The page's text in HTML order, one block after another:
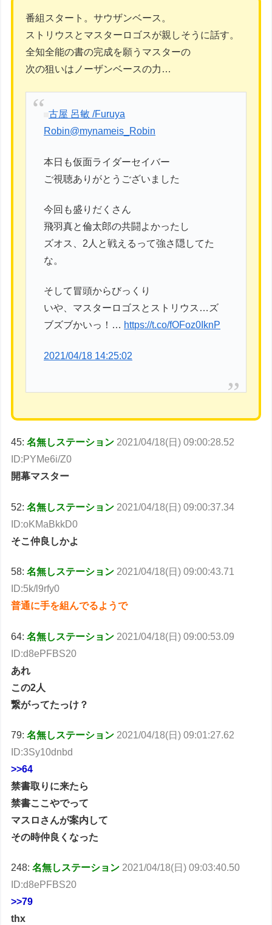
番組スタート。サウザンベース。
ストリウスとマスターロゴスが親しそうに話す。
全知全能の書の完成を願うマスターの
次の狙いはノーザンベースの力…
古屋 呂敏 /Furuya
Robin@mynameis_Robin
本日も仮面ライダーセイバー
ご視聴ありがとうございました
今回も盛りだくさん
飛羽真と倫太郎の共闘よかったし
ズオス、2人と戦えるって強さ隠してた
な。
そして冒頭からびっくり
いや、マスターロゴスとストリウス…ズ
ブズブかいっ！… https://t.co/fOFoz0IknP
2021/04/18 14:25:02
45:名無しステーション 2021/04/18(日) 09:00:28.52
ID:PYMe6i/Z0
開幕マスター
52:名無しステーション 2021/04/18(日) 09:00:37.34
ID:oKMaBkkD0
そこ仲良しかよ
58:名無しステーション 2021/04/18(日) 09:00:43.71
ID:5k/l9rfy0
普通に手を組んでるようで
64:名無しステーション 2021/04/18(日) 09:00:53.09
ID:d8ePFBS20
あれ
この2人
繋がってたっけ？
79:名無しステーション 2021/04/18(日) 09:01:27.62
ID:3Sy10dnbd
>>64
禁書取りに来たら
禁書ここやでって
マスロさんが案内して
その時仲良くなった
248:名無しステーション 2021/04/18(日) 09:03:40.50
ID:d8ePFBS20
>>79
thx